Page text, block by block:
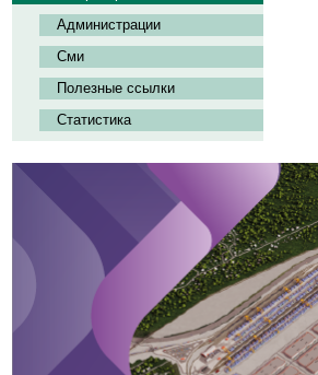
Администрации
Сми
Полезные ссылки
Статистика